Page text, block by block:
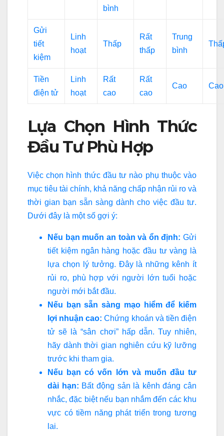
bình
Gửi
tiết
kiệm
Linh
hoạt
Thấp
Rất
thấp
Trung
bình
Tiền
điện tử
Linh
hoạt
Rất
cao
Rất
cao
Cao Cao
Lựa Chọn Hình Thức
Đầu Tư Phù Hợp
Việc chọn hình thức đầu tư nào phụ thuộc vào
mục tiêu tài chính, khả năng chấp nhận rủi ro và
thời gian bạn sẵn sàng dành cho việc đầu tư.
Dưới đây là một số gợi ý:
Nếu bạn muốn an toàn và ổn định: Gửi
tiết kiệm ngân hàng hoặc đầu tư vàng là
lựa chọn lý tưởng. Đây là những kênh ít
rủi ro, phù hợp với người lớn tuổi hoặc
người mới bắt đầu.
Nếu bạn sẵn sàng mạo hiểm để kiếm
lợi nhuận cao: Chứng khoán và tiền điện
tử sẽ là “sân chơi” hấp dẫn. Tuy nhiên,
hãy dành thời gian nghiên cứu kỹ lưỡng
trước khi tham gia.
Nếu bạn có vốn lớn và muốn đầu tư
dài hạn: Bất động sản là kênh đáng cân
nhắc, đặc biệt nếu bạn nhắm đến các khu
vực có tiềm năng phát triển trong tương
lai.